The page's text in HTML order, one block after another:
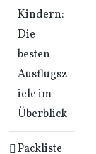
Kindern:
Die
besten
Ausflugsz
iele im
Überblick
Packliste